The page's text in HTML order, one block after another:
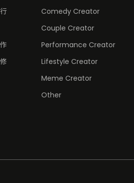
Comedy Creator
Couple Creator
Performance Creator
Lifestyle Creator
Meme Creator
Other